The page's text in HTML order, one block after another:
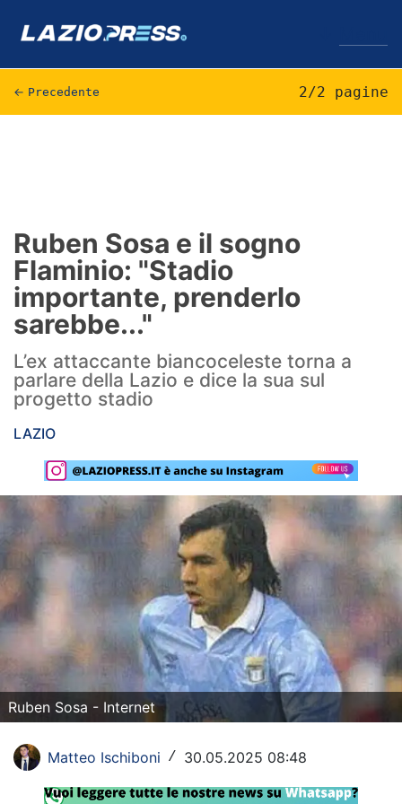
Formello
Infortuni
Primavera
Lazio Women
Rassegna Lazio
Social
Calcio
Serie A
Champions League
Europa League
Altri Sport
Formula 1
Tennis
Vela
← Precedente 2/2 pagine
Ruben Sosa e il sogno
Flaminio: "Stadio
importante, prenderlo
sarebbe..."
L’ex attaccante biancoceleste torna a
parlare della Lazio e dice la sua sul
progetto stadio
LAZIO
Ruben Sosa - Internet
Matteo Ischiboni / 30.05.2025 08:48